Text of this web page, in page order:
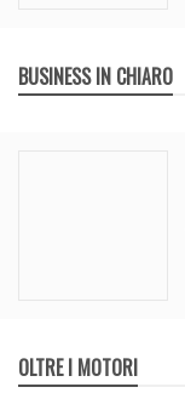
BUSINESS IN CHIARO
OLTRE I MOTORI